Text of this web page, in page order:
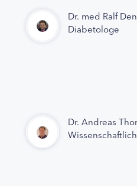
Dr. med Ralf
Diabetologe
Dr. Andreas